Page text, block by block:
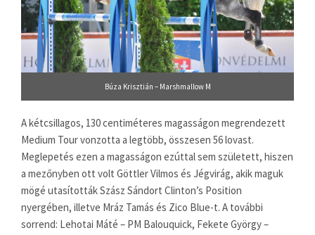
Búza Krisztián – Marshmallow M
A kétcsillagos, 130 centiméteres magasságon megrendezett
Medium Tour vonzotta a legtöbb, összesen 56 lovast.
Meglepetés ezen a magasságon ezúttal sem született, hiszen
a mezőnyben ott volt Göttler Vilmos és Jégvirág, akik maguk
mögé utasították Szász Sándort Clinton’s Position
nyergében, illetve Mráz Tamás és Zico Blue-t. A további
sorrend: Lehotai Máté – PM Balouquick, Fekete György –